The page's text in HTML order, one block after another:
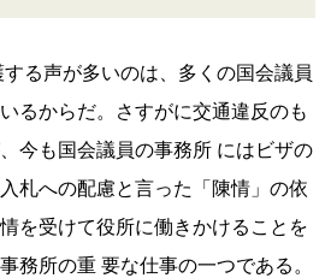
る声が多いのは、多くの国会議員
るからだ。さすがに交通違反のも
今も国会議員の事務所 にはビザの
札への配慮と言った「陳情」の依
を受けて役所に働きかけることを
務所の重 要な仕事の一つである。